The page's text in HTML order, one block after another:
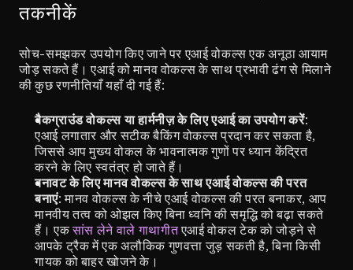
तकनीकें
सोच-समझकर उपयोग किए जाने पर एआई वोकल्स एक अनूठा आयाम
जोड़ सकते हैं। एआई को मानव वोकल्स के साथ प्रभावी ढंग से मिलाने
की कुछ रणनीतियाँ यहाँ दी गई हैं:
बैकग्राउंड वोकल्स या हार्मनीज़ के लिए एआई का उपयोग करें:
एआई लगातार और सटीक बैकिंग वोकल्स प्रदान कर सकता है,
जिससे आप मुख्य वोकल के भावनात्मक गुणों पर ध्यान केंद्रित
करने के लिए स्वतंत्र हो जाते हैं।
बनावट के लिए मानव वोकल्स के साथ एआई वोकल्स की परत
बनाएं: मानव वोकल्स के नीचे एआई वोकल्स की परत बनाकर, आप
मानवीय तत्व को ओझल किए बिना ध्वनि की समृद्धि को बढ़ा सकते
हैं। एक सांस लेने वाले गाथागीत एआई वोकल टेक को जोड़ने से
आपके ट्रैक में एक अलौकिक गुणवत्ता जुड़ सकती है, बिना किसी
गायक को बाहर खोजने के।